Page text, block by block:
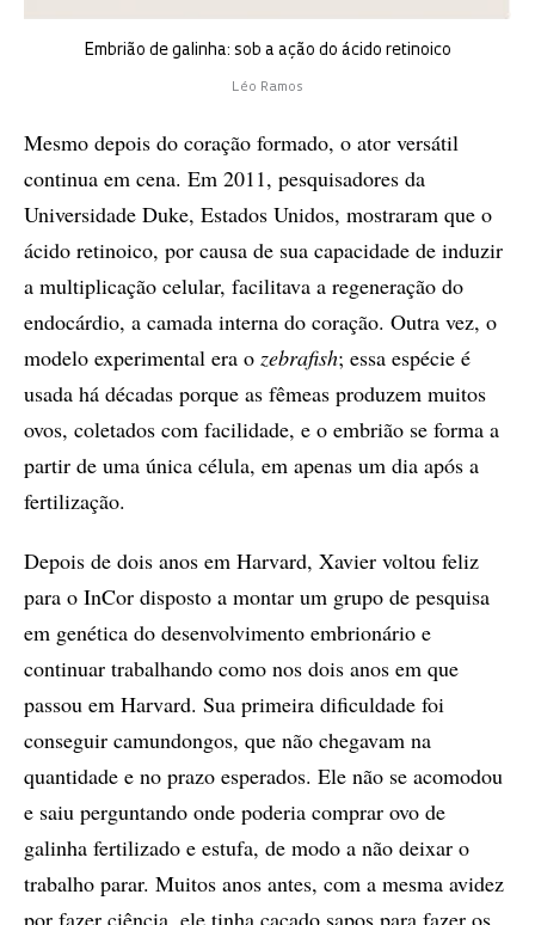
Embrião de galinha: sob a ação do ácido retinoico
Léo Ramos
Mesmo depois do coração formado, o ator versátil
continua em cena. Em 2011, pesquisadores da
Universidade Duke, Estados Unidos, mostraram que o
ácido retinoico, por causa de sua capacidade de induzir
a multiplicação celular, facilitava a regeneração do
endocárdio, a camada interna do coração. Outra vez, o
modelo experimental era o zebrafish; essa espécie é
usada há décadas porque as fêmeas produzem muitos
ovos, coletados com facilidade, e o embrião se forma a
partir de uma única célula, em apenas um dia após a
fertilização.
Depois de dois anos em Harvard, Xavier voltou feliz
para o InCor disposto a montar um grupo de pesquisa
em genética do desenvolvimento embrionário e
continuar trabalhando como nos dois anos em que
passou em Harvard. Sua primeira dificuldade foi
conseguir camundongos, que não chegavam na
quantidade e no prazo esperados. Ele não se acomodou
e saiu perguntando onde poderia comprar ovo de
galinha fertilizado e estufa, de modo a não deixar o
trabalho parar. Muitos anos antes, com a mesma avidez
por fazer ciência, ele tinha caçado sapos para fazer os